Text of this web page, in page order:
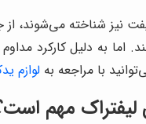
نیز شناخته
اما به دلیل کارکرد
با مراجعه به لوازم
لیفتراک مهم